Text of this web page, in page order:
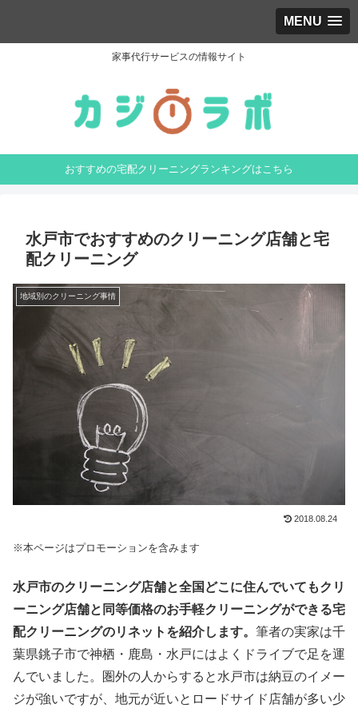
MENU
家事代行サービスの情報サイト
おすすめの宅配クリーニングランキングはこちら
水戸市でおすすめのクリーニング店舗と宅
配クリーニング
地域別のクリーニング事情
2018.08.24
※本ページはプロモーションを含みます
水戸市のクリーニング店舗と全国どこに住んでいてもクリ
ーニング店舗と同等価格のお手軽クリーニングができる宅
配クリーニングのリネットを紹介します。 筆者の実家は千
葉県銚子市で神栖・鹿島・水戸にはよくドライブで足を運
んでいました。圏外の人からすると水戸市は納豆のイメー
ジが強いですが、地元が近いとロードサイド店舗が多い少